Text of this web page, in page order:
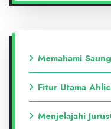
Memahami
Fitur Utama
Menjelajahi